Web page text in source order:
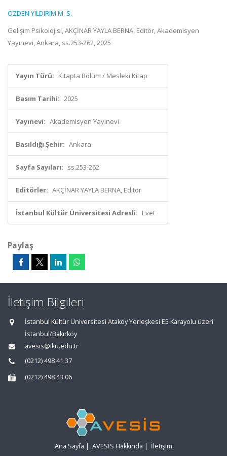
ÖZDEN YILDIRIM M. S.
Gelişim Psikolojisi, AKÇİNAR YAYLA BERNA, Editör, Akademisyen
Yayınevi, Ankara, ss.253-262, 2025
Yayın Türü: Kitapta Bölüm / Mesleki Kitap
Basım Tarihi: 2025
Yayınevi: Akademisyen Yayınevi
Basıldığı Şehir: Ankara
Sayfa Sayıları: ss.253-262
Editörler: AKÇİNAR YAYLA BERNA, Editör
İstanbul Kültür Üniversitesi Adresli: Evet
Paylaş
İletişim Bilgileri
İstanbul Kültür Üniversitesi Ataköy Yerleşkesi E5 Karayolu üzeri
İstanbul/Bakırköy
avesis@iku.edu.tr
(0212) 498 41 37
(0212) 498 43 06
Ana Sayfa | AVESİS Hakkında | İletişim